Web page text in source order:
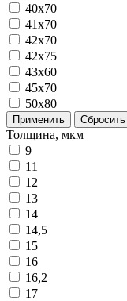
40x70
41x70
42x70
42x75
43x60
45x70
50x80
Применить Сбросить
Толщина, мкм
9
11
12
13
14
14,5
15
16
16,2
17